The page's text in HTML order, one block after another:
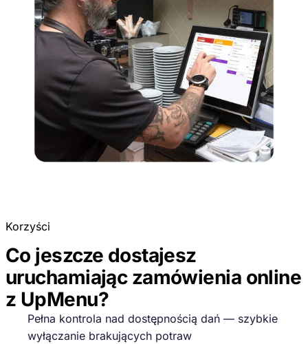
Korzyści
Co jeszcze dostajesz
uruchamiając zamówienia online
z UpMenu?
Pełna kontrola nad dostępnością dań — szybkie
wyłączanie brakujących potraw